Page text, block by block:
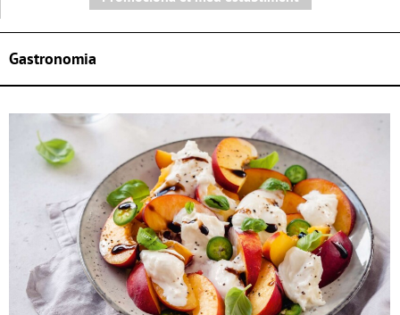
Gastronomia